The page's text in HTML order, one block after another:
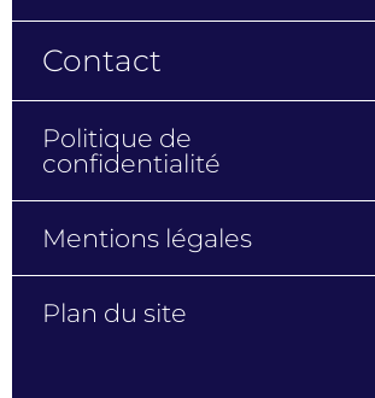
Contact
Politique de
confidentialité
Mentions légales
Plan du site